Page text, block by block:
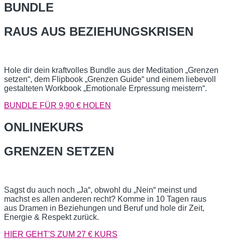
BUNDLE
RAUS AUS BEZIEHUNGSKRISEN
Hole dir dein kraftvolles Bundle aus der Meditation „Grenzen
setzen“, dem Flipbook „Grenzen Guide“ und einem liebevoll
gestalteten Workbook „Emotionale Erpressung meistern“.
BUNDLE FÜR 9,90 € HOLEN
ONLINEKURS
GRENZEN SETZEN
Sagst du auch noch „Ja“, obwohl du „Nein“ meinst und
machst es allen anderen recht? Komme in 10 Tagen raus
aus Dramen in Beziehungen und Beruf und hole dir Zeit,
Energie & Respekt zurück.
HIER GEHT'S ZUM 27 € KURS